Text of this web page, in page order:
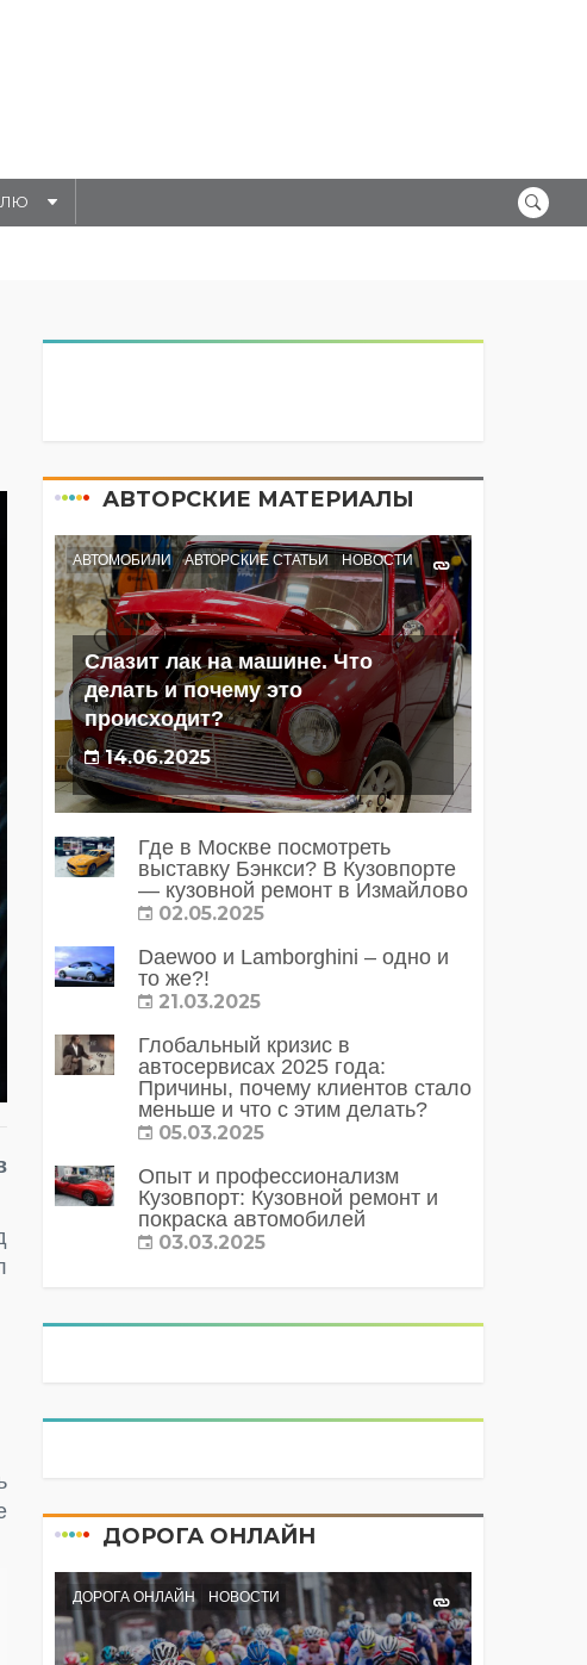
АВТОРСКИЕ МАТЕРИАЛЫ
АВТОМОБИЛИ АВТОРСКИЕ СТАТЬИ НОВОСТИ
Слазит лак на машине. Что
делать и почему это
происходит?
14.06.2025
Где в Москве посмотреть
выставку Бэнкси? В Кузовпорте
— кузовной ремонт в Измайлово
02.05.2025
Daewoo и Lamborghini – одно и
то же?!
21.03.2025
Глобальный кризис в
автосервисах 2025 года:
Причины, почему клиентов стало
меньше и что с этим делать?
05.03.2025
Опыт и профессионализм
Кузовпорт: Кузовной ремонт и
покраска автомобилей
03.03.2025
ДОРОГА ОНЛАЙН
ДОРОГА ОНЛАЙН НОВОСТИ